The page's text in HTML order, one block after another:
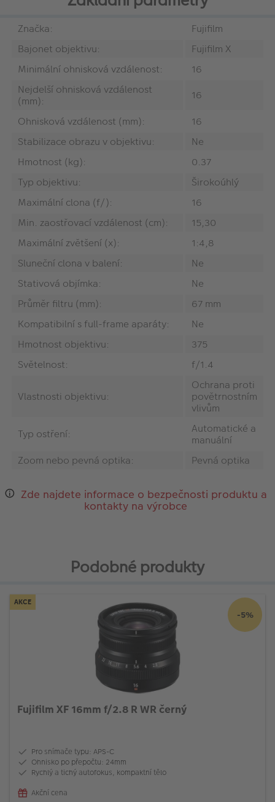
Značka:
Fujifilm
Bajonet objektivu:
Fujifilm X
Minimální ohnisková vzdálenost:
16
Nejdelší ohnisková vzdálenost
(mm):
16
Ohnisková vzdálenost (mm):
16
Stabilizace obrazu v objektivu:
Ne
Hmotnost (kg):
0.37
Typ objektivu:
Širokoúhlý
Maximální clona (f/):
16
Min. zaostřovací vzdálenost (cm):
15,30
Maximální zvětšení (x):
1:4,8
Sluneční clona v balení:
Ne
Stativová objímka:
Ne
Průměr filtru (mm):
67 mm
Kompatibilní s full-frame aparáty:
Ne
Hmotnost objektivu:
375
Světelnost:
f/1.4
Vlastnosti objektivu:
Ochrana proti
povětrnostním
vlivům
Typ ostření:
Automatické a
manuální
Zoom nebo pevná optika:
Pevná optika
Zde najdete informace o bezpečnosti produktu a
kontakty na výrobce
Podobné produkty
AKCE
-5%
Fujifilm XF 16mm f/2.8 R WR černý
Pro snímače typu: APS-C
Ohnisko po přepočtu: 24mm
Rychlý a tichý autofokus, kompaktní tělo
Akční cena